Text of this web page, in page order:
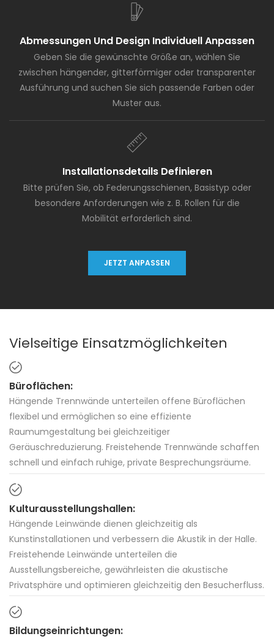
Abmessungen Und Design Individuell Anpassen
Geben Sie die gewünschte Größe an, wählen Sie
zwischen hängender, gitterförmiger oder transparenter
Ausführung und suchen Sie sich passende Farben oder
Muster aus.
Installationsdetails Definieren
Bitte prüfen Sie, ob Federungsschienen, Basistyp oder
besondere Anforderungen wie z. B. Rollen für die
Mobilität erforderlich sind.
JETZT ANPASSEN
Vielseitige Einsatzmöglichkeiten
Büroflächen:
Hängende Trennwände unterteilen offene Büroflächen
flexibel und ermöglichen so eine effiziente
Raumumgestaltung bei gleichzeitiger
Geräuschreduzierung. Freistehende Trennwände schaffen
schnell und einfach ruhige, private Besprechungsräume.
Kulturausstellungshallen:
Hängende Leinwände dienen gleichzeitig als
Kunstinstallationen und verbessern die Akustik in der Halle.
Freistehende Leinwände unterteilen die
Ausstellungsbereiche, gewährleisten die akustische
Privatsphäre und optimieren gleichzeitig den Besucherfluss.
Bildungseinrichtungen: